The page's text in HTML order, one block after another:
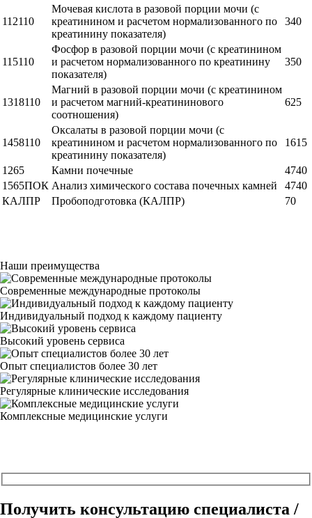
112110
Мочевая кислота в разовой порции мочи (с
креатинином и расчетом нормализованного по
креатинину показателя)
340
115110
Фосфор в разовой порции мочи (с креатинином
и расчетом нормализованного по креатинину
показателя)
350
1318110
Магний в разовой порции мочи (с креатинином
и расчетом магний-креатининового
соотношения)
625
1458110
Оксалаты в разовой порции мочи (с
креатинином и расчетом нормализованного по
креатинину показателя)
1615
1265 Камни почечные
4740
1565ПОК Анализ химического состава почечных камней
4740
КАЛПР
Пробоподготовка (КАЛПР) 70
Наши преимущества
Современные международные протоколы
Индивидуальный подход к каждому пациенту
Высокий уровень сервиса
Опыт специалистов более 30 лет
Регулярные клинические исследования
Комплексные медицинские услуги
Получить консультацию специалиста /